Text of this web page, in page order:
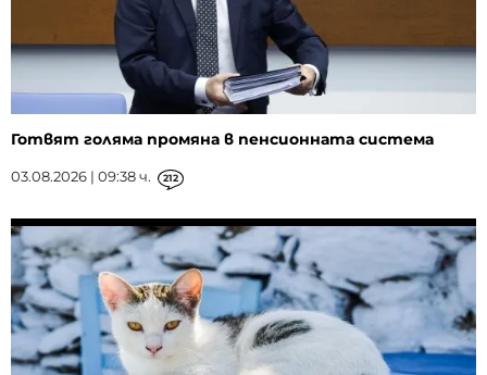
Готвят голяма промяна в пенсионната система
03.08.2026 | 09:38 ч. 212